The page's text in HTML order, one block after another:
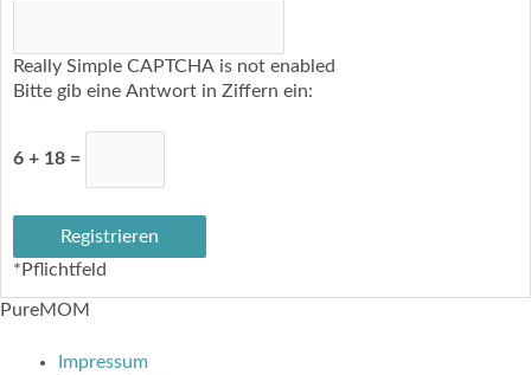
Really Simple CAPTCHA is not enabled
Bitte gib eine Antwort in Ziffern ein:
6 + 18 =
*Pflichtfeld
PureMOM
Impressum